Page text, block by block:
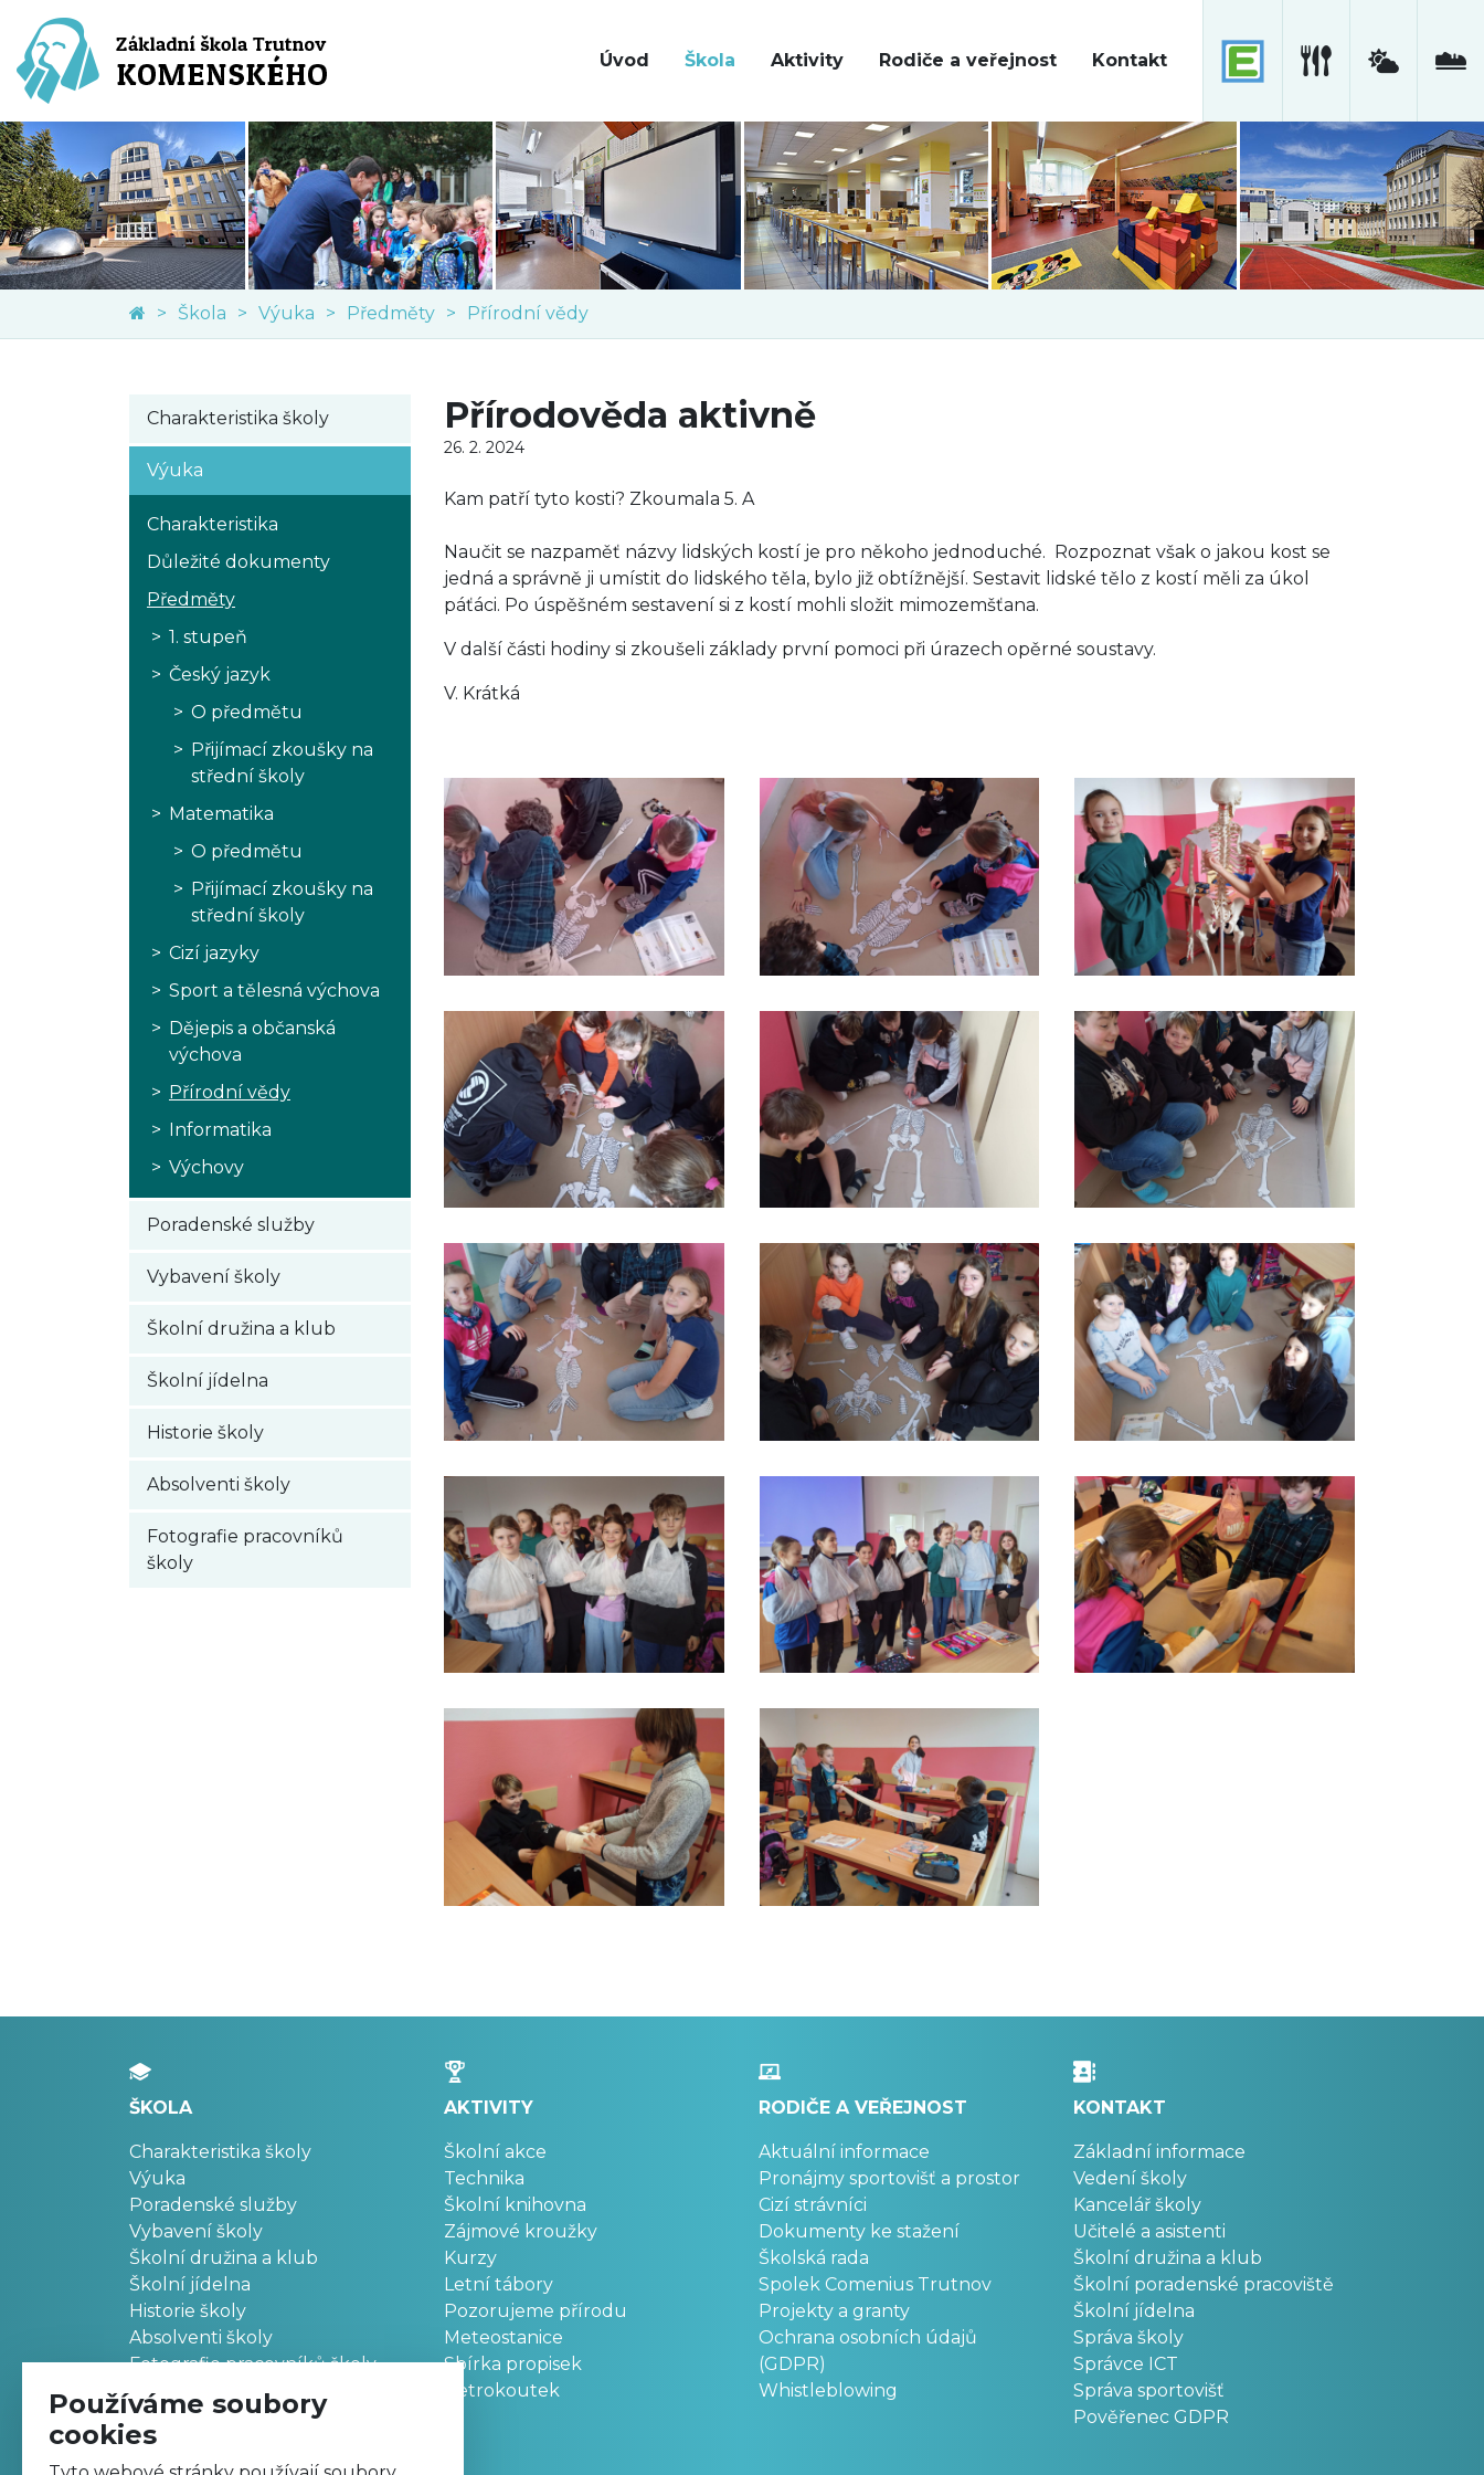
Úvod Škola Aktivity Rodiče a veřejnost Kontakt
Škola Výuka Předměty Přírodní vědy
Charakteristika školy
Výuka
Charakteristika
Důležité dokumenty
Předměty
1. stupeň
Český jazyk
O předmětu
Přijímací zkoušky na
střední školy
Matematika
O předmětu
Přijímací zkoušky na
střední školy
Cizí jazyky
Sport a tělesná výchova
Dějepis a občanská
výchova
Přírodní vědy
Informatika
Výchovy
Poradenské služby
Vybavení školy
Školní družina a klub
Školní jídelna
Historie školy
Absolventi školy
Fotografie pracovníků
školy
Přírodověda aktivně
26. 2. 2024
Kam patří tyto kosti? Zkoumala 5. A
Naučit se nazpaměť názvy lidských kostí je pro někoho jednoduché. Rozpoznat však o jakou kost se
jedná a správně ji umístit do lidského těla, bylo již obtížnější. Sestavit lidské tělo z kostí měli za úkol
páťáci. Po úspěšném sestavení si z kostí mohli složit mimozemšťana.
V další části hodiny si zkoušeli základy první pomoci při úrazech opěrné soustavy.
V. Krátká
ŠKOLA
Charakteristika školy
Výuka
Poradenské služby
Vybavení školy
Školní družina a klub
Školní jídelna
Historie školy
Absolventi školy
Fotografie pracovníků školy
AKTIVITY
Školní akce
Technika
Školní knihovna
Zájmové kroužky
Kurzy
Letní tábory
Pozorujeme přírodu
Meteostanice
Sbírka propisek
Retrokoutek
RODIČE A VEŘEJNOST
Aktuální informace
Pronájmy sportovišť a prostor
Cizí strávníci
Dokumenty ke stažení
Školská rada
Spolek Comenius Trutnov
Projekty a granty
Ochrana osobních údajů
(GDPR)
Whistleblowing
KONTAKT
Základní informace
Vedení školy
Kancelář školy
Učitelé a asistenti
Školní družina a klub
Školní poradenské pracoviště
Školní jídelna
Správa školy
Správce ICT
Správa sportovišť
Pověřenec GDPR
Používáme soubory
cookies